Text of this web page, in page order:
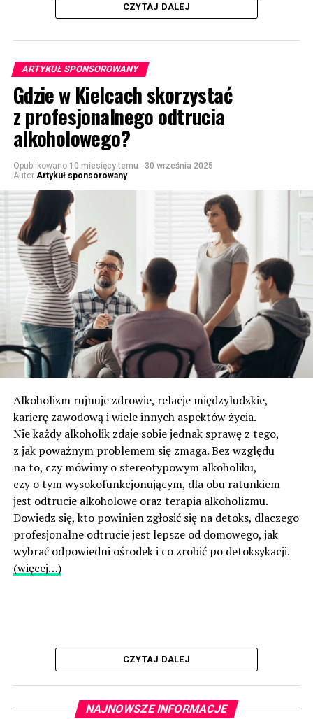
CZYTAJ DALEJ
ARTYKUŁ SPONSOROWANY
Gdzie w Kielcach skorzystać
z profesjonalnego odtrucia
alkoholowego?
Opublikowano 10 miesięcy temu - 30 września 2025
Autor Artykuł sponsorowany
Alkoholizm rujnuje zdrowie, relacje międzyludzkie,
karierę zawodową i wiele innych aspektów życia.
Nie każdy alkoholik zdaje sobie jednak sprawę z tego,
z jak poważnym problemem się zmaga. Bez względu
na to, czy mówimy o stereotypowym alkoholiku,
czy o tym wysokofunkcjonującym, dla obu ratunkiem
jest odtrucie alkoholowe oraz terapia alkoholizmu.
Dowiedz się, kto powinien zgłosić się na detoks, dlaczego
profesjonalne odtrucie jest lepsze od domowego, jak
wybrać odpowiedni ośrodek i co zrobić po detoksykacji.
(więcej…)
CZYTAJ DALEJ
NAJNOWSZE INFORMACJE